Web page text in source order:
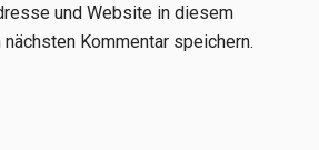
und Website in diesem
Kommentar speichern.